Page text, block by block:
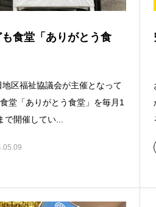
も食堂「ありがとう食
区福祉協議会が主催となって
堂「ありがとう食堂」を毎月1
で開催してい...